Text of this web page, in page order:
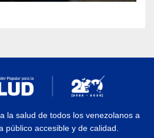
la salud de todos los venezolanos a
público accesible y de calidad.